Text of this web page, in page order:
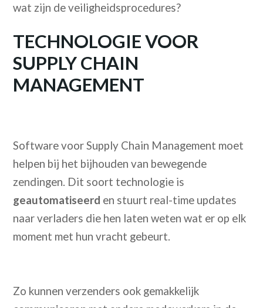
wat zijn de veiligheidsprocedures?
TECHNOLOGIE VOOR
SUPPLY CHAIN
MANAGEMENT
Software voor Supply Chain Management moet
helpen bij het bijhouden van bewegende
zendingen. Dit soort technologie is
geautomatiseerd en stuurt real-time updates
naar verladers die hen laten weten wat er op elk
moment met hun vracht gebeurt.
Zo kunnen verzenders ook gemakkelijk